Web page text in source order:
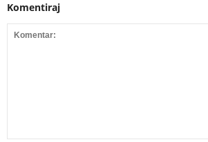
Komentiraj